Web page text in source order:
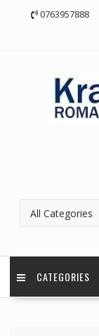
0763957888
CATEGORIES